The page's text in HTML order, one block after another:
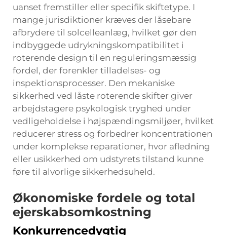
uanset fremstiller eller specifik skiftetype. I
mange jurisdiktioner kræves der låsebare
afbrydere til solcelleanlæg, hvilket gør den
indbyggede udrykningskompatibilitet i
roterende design til en reguleringsmæssig
fordel, der forenkler tilladelses- og
inspektionsprocesser. Den mekaniske
sikkerhed ved låste roterende skifter giver
arbejdstagere psykologisk tryghed under
vedligeholdelse i højspændingsmiljøer, hvilket
reducerer stress og forbedrer koncentrationen
under komplekse reparationer, hvor afledning
eller usikkerhed om udstyrets tilstand kunne
føre til alvorlige sikkerhedsuheld.
Økonomiske fordele og total
ejerskabsomkostning
Konkurrencedygtig